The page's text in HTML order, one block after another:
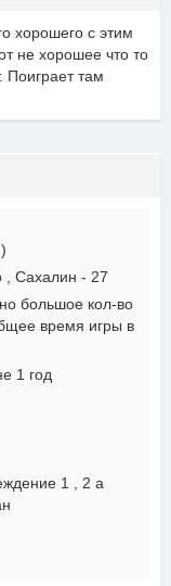
хорошего с этим
не хорошее что то
Поиграет там
, Сахалин - 27
большое кол-во
время игры в
1 год
1 , 2 а